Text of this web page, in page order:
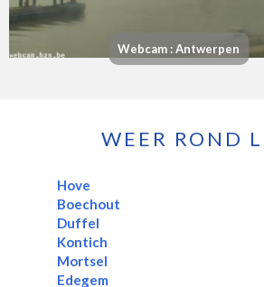
Webcam : Antwerpen
WEER ROND
Hove
Boechout
Duffel
Kontich
Mortsel
Edegem